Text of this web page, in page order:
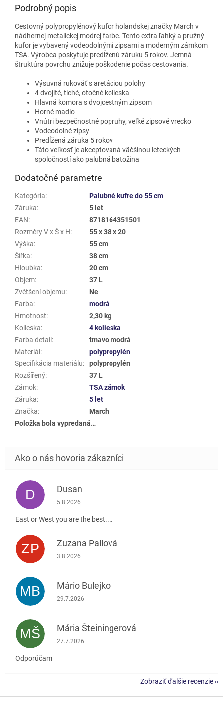
Podrobný popis
Cestovný polypropylénový kufor holandskej značky March v
nádhernej metalickej modrej farbe. Tento extra ľahký a pružný
kufor je vybavený vodeodolnými zipsami a moderným zámkom
TSA. Výrobca poskytuje predĺženú záruku 5 rokov. Jemná
štruktúra povrchu znižuje poškodenie počas cestovania.
Výsuvná rukoväť s aretáciou polohy
4 dvojité, tiché, otočné kolieska
Hlavná komora s dvojcestným zipsom
Horné madlo
Vnútri bezpečnostné popruhy, veľké zipsové vrecko
Vodeodolné zipsy
Predĺžená záruka 5 rokov
Táto veľkosť je akceptovaná väčšinou leteckých
spoločností ako palubná batožina
Dodatočné parametre
Kategória:
Palubné kufre do 55 cm
Záruka:
5 let
EAN:
8718164351501
Rozměry V x Š x H:
55 x 38 x 20
Výška:
55 cm
Šířka:
38 cm
Hloubka:
20 cm
Objem:
37 L
Zvětšení objemu:
Ne
Farba:
modrá
Hmotnost:
2,30 kg
Kolieska:
4 kolieska
Farba detail :
tmavo modrá
Materiál :
polypropylén
Špecifikácia materiálu:
polypropylén
Rozšířený:
37 L
Zámok:
TSA zámok
Záruka:
5 let
Značka:
March
Položka bola vypredaná…
D Dusan
Hodnotenie obchodu je 5 z 5 hviezdičiek.
5.8.2026
East or West you are the best....
ZP Zuzana Pallová
Hodnotenie obchodu je 5 z 5 hviezdičiek.
3.8.2026
MB Mário Bulejko
Hodnotenie obchodu je 5 z 5 hviezdičiek.
29.7.2026
MŠ Mária Šteiningerová
Hodnotenie obchodu je 5 z 5 hviezdičiek.
27.7.2026
Odporúčam
Zobraziť ďalšie recenzie